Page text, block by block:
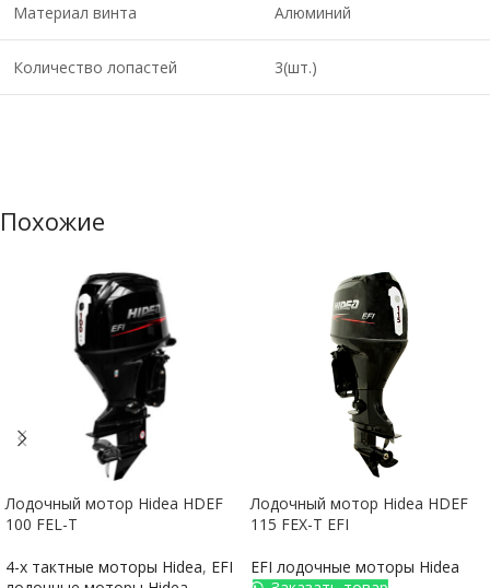
Материал винта Алюминий
Количество лопастей 3(шт.)
Похожие
Лодочный мотор Hidea HDEF
100 FEL-T
4-х тактные моторы Hidea, EFI
Лодочный мотор Hidea HDEF
115 FEX-T EFI
EFI лодочные моторы Hidea